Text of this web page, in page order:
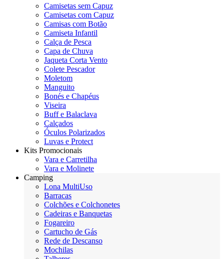
Camisetas sem Capuz
Camisetas com Capuz
Camisas com Botão
Camiseta Infantil
Calça de Pesca
Capa de Chuva
Jaqueta Corta Vento
Colete Pescador
Moletom
Manguito
Bonés e Chapéus
Viseira
Buff e Balaclava
Calçados
Óculos Polarizados
Luvas e Protect
Kits Promocionais
Vara e Carretilha
Vara e Molinete
Camping
Lona MultiUso
Barracas
Colchões e Colchonetes
Cadeiras e Banquetas
Fogareiro
Cartucho de Gás
Rede de Descanso
Mochilas